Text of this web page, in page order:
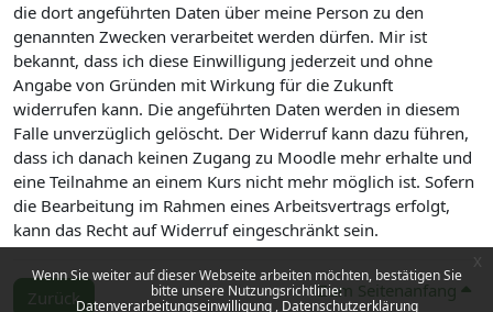
Wenn Sie weiter auf dieser Webseite arbeiten möchten, bestätigen Sie
bitte unsere Nutzungsrichtlinie:
Datenverarbeitungseinwilligung Datenschutzerklärung
x
die dort angeführten Daten über meine Person zu den
genannten Zwecken verarbeitet werden dürfen. Mir ist
bekannt, dass ich diese Einwilligung jederzeit und ohne
Angabe von Gründen mit Wirkung für die Zukunft
widerrufen kann. Die angeführten Daten werden in diesem
Falle unverzüglich gelöscht. Der Widerruf kann dazu führen,
dass ich danach keinen Zugang zu Moodle mehr erhalte und
eine Teilnahme an einem Kurs nicht mehr möglich ist. Sofern
die Bearbeitung im Rahmen eines Arbeitsvertrags erfolgt,
kann das Recht auf Widerruf eingeschränkt sein.
Zurück Zum Seitenanfang